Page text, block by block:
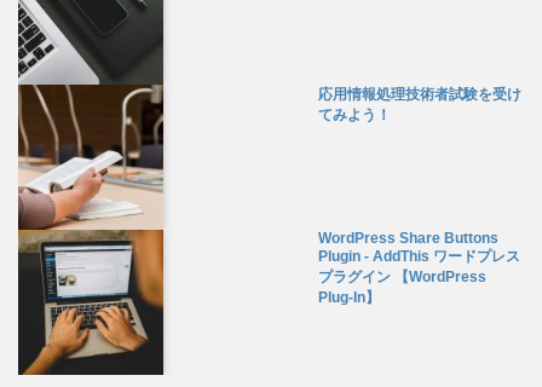
応用情報処理技術者試験を受け
てみよう！
WordPress Share Buttons
Plugin - AddThis ワードプレス
プラグイン 【WordPress
Plug-In】